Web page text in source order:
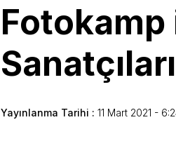
Yayınlanma Tarihi : 11 Mart 2021 -